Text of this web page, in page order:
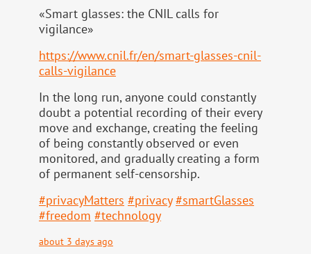
«Smart glasses: the CNIL calls for
vigilance»
https://www.cnil.fr/en/smart-glasses-cnil-
calls-vigilance
In the long run, anyone could constantly
doubt a potential recording of their every
move and exchange, creating the feeling
of being constantly observed or even
monitored, and gradually creating a form
of permanent self-censorship.
#privacyMatters #privacy #smartGlasses
#freedom #technology
about 3 days ago